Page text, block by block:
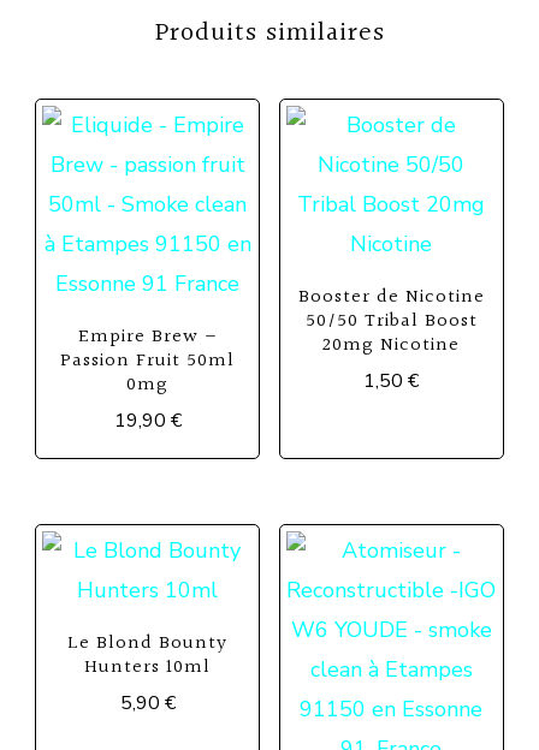
Produits similaires
Empire Brew –
Passion Fruit 50ml
0mg
19,90 €
Booster de Nicotine
50/50 Tribal Boost
20mg Nicotine
1,50€
Le Blond Bounty
Hunters 10ml
5,90 €